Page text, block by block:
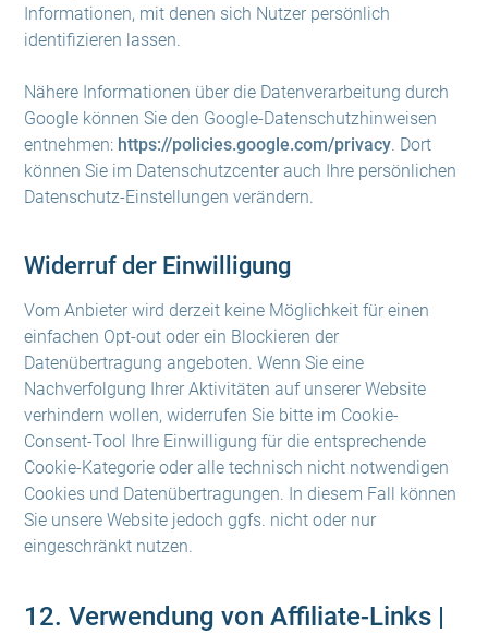
Informationen, mit denen sich Nutzer persönlich
identifizieren lassen.
Nähere Informationen über die Datenverarbeitung durch
Google können Sie den Google-Datenschutzhinweisen
entnehmen: https://policies.google.com/privacy. Dort
können Sie im Datenschutzcenter auch Ihre persönlichen
Datenschutz-Einstellungen verändern.
Widerruf der Einwilligung
Vom Anbieter wird derzeit keine Möglichkeit für einen
einfachen Opt-out oder ein Blockieren der
Datenübertragung angeboten. Wenn Sie eine
Nachverfolgung Ihrer Aktivitäten auf unserer Website
verhindern wollen, widerrufen Sie bitte im Cookie-
Consent-Tool Ihre Einwilligung für die entsprechende
Cookie-Kategorie oder alle technisch nicht notwendigen
Cookies und Datenübertragungen. In diesem Fall können
Sie unsere Website jedoch ggfs. nicht oder nur
eingeschränkt nutzen.
12. Verwendung von Affiliate-Links |